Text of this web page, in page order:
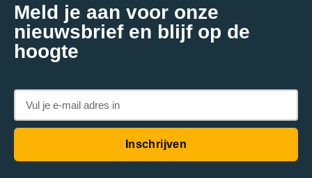
Meld je aan voor onze
nieuwsbrief en blijf op de
hoogte
Inschrijven